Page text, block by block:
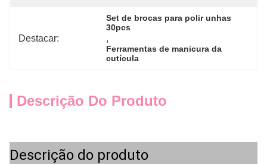
Destacar:
Set de brocas para polir unhas
30pcs
,
Ferramentas de manicura da
cutícula
Descrição Do Produto
Descrição do produto